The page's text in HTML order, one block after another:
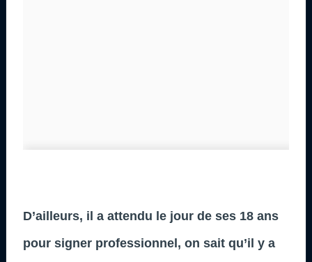
D’ailleurs, il a attendu le jour de ses 18 ans
pour signer professionnel, on sait qu’il y a